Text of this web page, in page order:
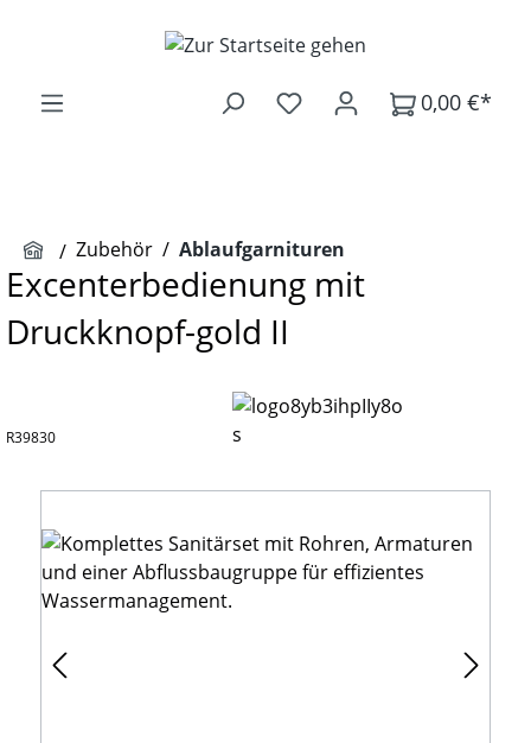
Zum Hauptinhalt springen
0,00 €*
Zubehör / Ablaufgarnituren
Excenterbedienung mit
Druckknopf-gold II
R39830